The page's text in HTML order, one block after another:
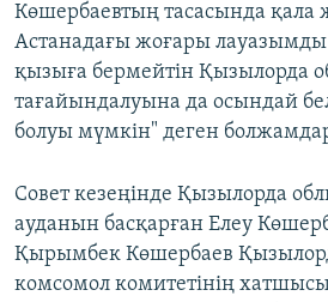
Көшербаевтың тасасында қала
Астанадағы жоғары
қызыға бермейтін Қызылорда
тағайындалуына да осындай
болуы мүмкін" деген
Совет кезеңінде Қызылорда
ауданын басқарған Елеу
Қырымбек Көшербаев
комсомол комитетінің